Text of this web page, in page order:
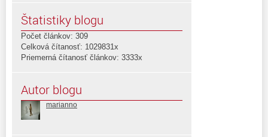
Štatistiky blogu
Počet článkov: 309
Celková čítanosť: 1029831x
Priemerná čítanosť článkov: 3333x
Autor blogu
marianno